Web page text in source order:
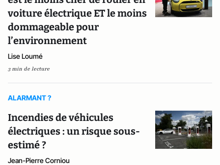
voiture électrique ET le moins
dommageable pour
l’environnement
Lise Loumé
3 min de lecture
ALARMANT ?
Incendies de véhicules
électriques : un risque sous-
estimé ?
Jean-Pierre Corniou